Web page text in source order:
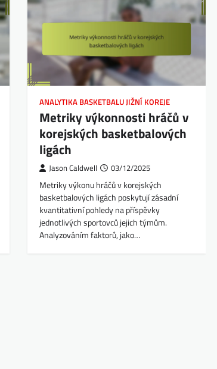
ANALYTIKA BASKETBALU JIŽNÍ KOREJE
Metriky výkonnosti hráčů v
korejských basketbalových
ligách
Jason Caldwell 03/12/2025
Metriky výkonu hráčů v korejských
basketbalových ligách poskytují zásadní
kvantitativní pohledy na příspěvky
jednotlivých sportovců jejich týmům.
Analyzováním faktorů, jako…